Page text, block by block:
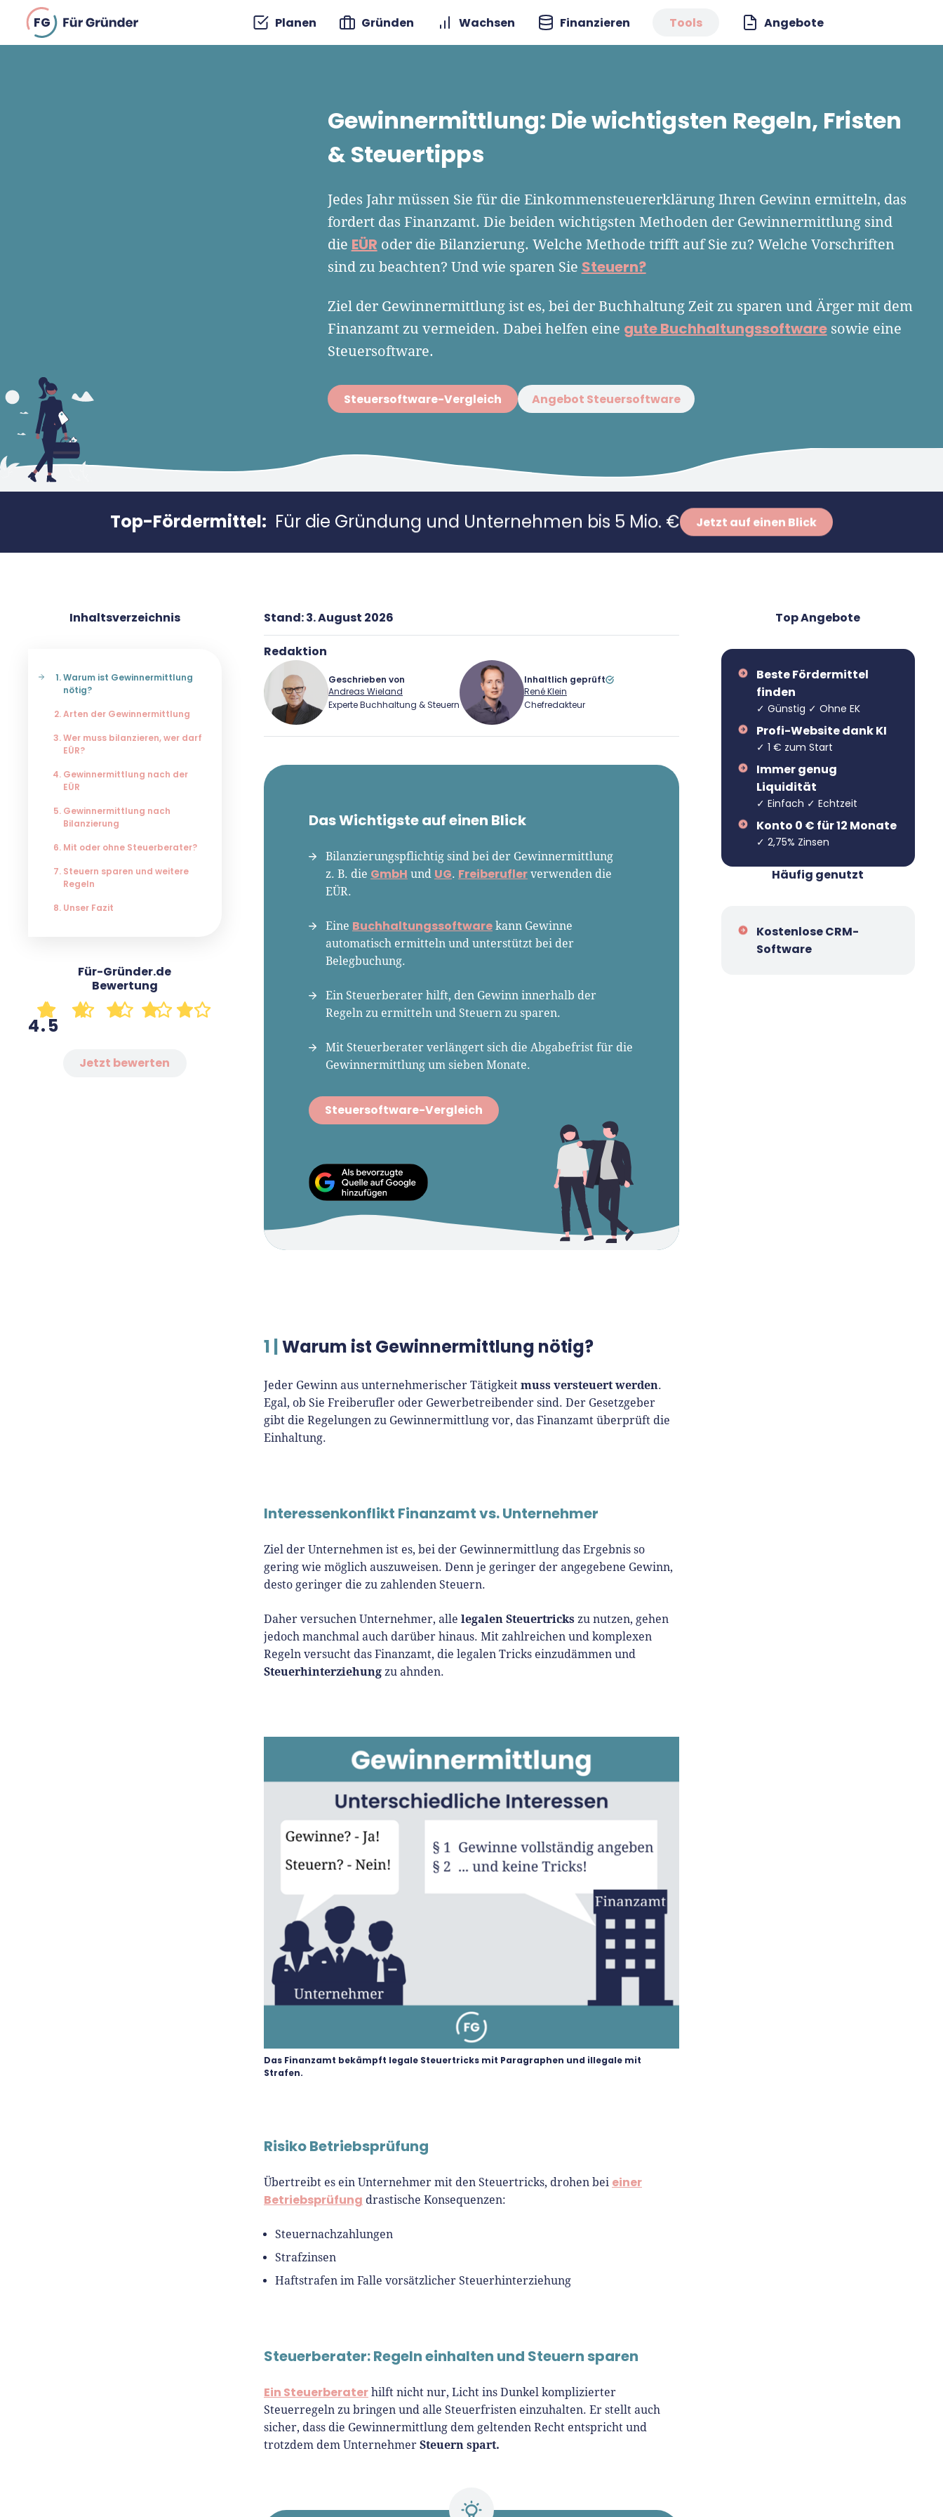
FG Planen Gründen Wachsen Finanzieren Tools Angebote
Gewinnermittlung: Die wichtigsten Regeln, Fristen
& Steuertipps
Jedes Jahr müssen Sie für die Einkommensteuererklärung Ihren Gewinn ermitteln, das
fordert das Finanzamt. Die beiden wichtigsten Methoden der Gewinnermittlung sind
die EÜR oder die Bilanzierung. Welche Methode trifft auf Sie zu? Welche Vorschriften
sind zu beachten? Und wie sparen Sie Steuern?
Ziel der Gewinnermittlung ist es, bei der Buchhaltung Zeit zu sparen und Ärger mit dem
Finanzamt zu vermeiden. Dabei helfen eine gute Buchhaltungssoftwaresowie eine
Steuersoftware.
Steuersoftware-Vergleich Angebot Steuersoftware
Top-Fördermittel: Für die Gründung und Unternehmen bis 5 Mio. € Jetzt auf einen Blick
Inhaltsverzeichnis
Warum ist Gewinnermittlung
nötig?
Arten der Gewinnermittlung
Wer muss bilanzieren, wer darf
EÜR?
Gewinnermittlung nach der
EÜR
Gewinnermittlung nach
Bilanzierung
Mit oder ohne Steuerberater?
Steuern sparen und weitere
Regeln
Unser Fazit
Für-Gründer.de
Bewertung
4.5
Jetzt bewerten
Stand:3. August 2026
Redaktion
Geschrieben von
Andreas Wieland
Experte Buchhaltung & Steuern
Andreas Wieland
Andreas Wieland ist Senior-
Content-Manager bei Für-
Gründer.de und Experte für
Buchhaltung und Steuern. Eine
Buchhaltungsprogramme zu
testen. Seine Testergebnisse
erscheinen in Anbieterporträts
und auf den Vergleichsseiten von
Für-Gründer.de. Zudem vermittelt
Andreas sein Know-how in
Textform sowie in Videos auf dem
YouTube-Kanal.
Andreas ist seit 2017 im Team.
Seine Texte und Videos sind
erlebte Unternehmerpraxis. Denn
er war als Berater selbstständig
Juweliergeschäft in München. Er
ist Diplom-Kaufmann und
ausgebildeter Werbetexter.
Inhaltlich geprüft
René Klein
Chefredakteur
René Klein
Für-Gründer.de Teil der deutschen
Gründerlandschaft. Seine Mission:
Gründerinnen und Gründern
Insights an die Hand zu geben. Das
tut er als Chefredakteur, Podcast-
unserem YouTube-Kanal.
Er ist Interviewpartner in anderen
Medien und verfasst Fachbeiträge
zu Gründungsthemen.
Das Wichtigste auf einen Blick
Bilanzierungspflichtig sind bei der Gewinnermittlung
z. B. die GmbH und UG. Freiberuflerverwenden die
EÜR.
Eine Buchhaltungssoftwarekann Gewinne
automatisch ermitteln und unterstützt bei der
Belegbuchung.
Ein Steuerberater hilft, den Gewinn innerhalb der
Regeln zu ermitteln und Steuern zu sparen.
Mit Steuerberater verlängert sich die Abgabefrist für die
Gewinnermittlung um sieben Monate.
Steuersoftware-Vergleich
1 | Warum ist Gewinnermittlung nötig?
Jeder Gewinn aus unternehmerischer Tätigkeit muss versteuert werden.
Egal, ob Sie Freiberufler oder Gewerbetreibender sind. Der Gesetzgeber
gibt die Regelungen zu Gewinnermittlung vor, das Finanzamt überprüft die
Einhaltung.
Interessenkonflikt Finanzamt vs. Unternehmer
Ziel der Unternehmen ist es, bei der Gewinnermittlung das Ergebnis so
gering wie möglich auszuweisen. Denn je geringer der angegebene Gewinn,
desto geringer die zu zahlenden Steuern.
Daher versuchen Unternehmer, alle legalen Steuertricks zu nutzen, gehen
jedoch manchmal auch darüber hinaus. Mit zahlreichen und komplexen
Regeln versucht das Finanzamt, die legalen Tricks einzudämmen und
Steuerhinterziehungzu ahnden.
Das Finanzamt bekämpft legale Steuertricks mit Paragraphen und illegale mit
Strafen.
Risiko Betriebsprüfung
Übertreibt es ein Unternehmer mit den Steuertricks, drohen bei einer
Betriebsprüfung drastische Konsequenzen:
Steuernachzahlungen
Strafzinsen
Haftstrafen im Falle vorsätzlicher Steuerhinterziehung
Steuerberater: Regeln einhalten und Steuern sparen
Ein Steuerberaterhilft nicht nur, Licht ins Dunkel komplizierter
Steuerregeln zu bringen und alle Steuerfristen einzuhalten. Er stellt auch
sicher, dass die Gewinnermittlung dem geltenden Recht entspricht und
trotzdem dem Unternehmer Steuern spart.
Top Angebote
Beste Fördermittel
finden
✓ Günstig ✓ Ohne EK
Profi-Website dank KI
✓ 1 € zum Start
Immer genug
Liquidität
✓ Einfach ✓ Echtzeit
Konto 0 € für 12 Monate
✓ 2,75% Zinsen
Häufig genutzt
Kostenlose CRM-
Software